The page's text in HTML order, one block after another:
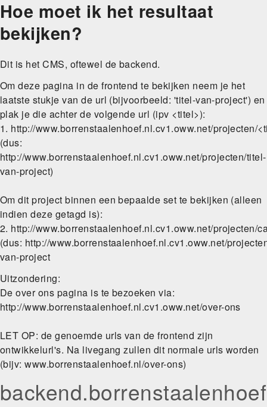
Skip
to
main
Hoe moet ik het resultaat
bekijken?
Dit is het CMS, oftewel de backend.
Om deze pagina in de frontend te bekijken neem je het
laatste stukje van de url (bijvoorbeeld: 'titel-van-project') en
plak je die achter de volgende url (ipv <titel>):
1. http://www.borrenstaalenhoef.nl.cv1.oww.net/projecten/
(dus:
http://www.borrenstaalenhoef.nl.cv1.oww.net/projecten/titel-
van-project)
Om dit project binnen een bepaalde set te bekijken (alleen
indien deze getagd is):
2. http://www.borrenstaalenhoef.nl.cv1.oww.net/projecten/
(dus: http://www.borrenstaalenhoef.nl.cv1.oww.net/
van-project
Uitzondering:
De over ons pagina is te bezoeken via:
http://www.borrenstaalenhoef.nl.cv1.oww.net/over-ons
LET OP: de genoemde urls van de frontend zijn
ontwikkelurl's. Na livegang zullen dit normale urls worden
(bijv: www.borrenstaalenhoef.nl/over-ons)